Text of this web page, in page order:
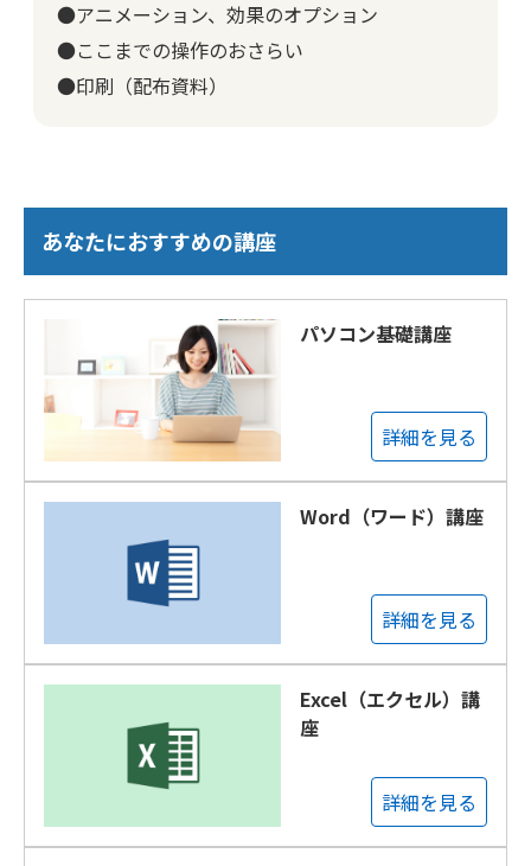
●アニメーション、効果のオプション
●ここまでの操作のおさらい
●印刷（配布資料）
あなたにおすすめの講座
パソコン基礎講座
詳細を見る
Word（ワード）講座
詳細を見る
Excel（エクセル）講
座
詳細を見る